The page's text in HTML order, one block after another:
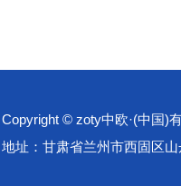
Copyright © zoty中欧·(中国)
地址：甘肃省兰州市西固区